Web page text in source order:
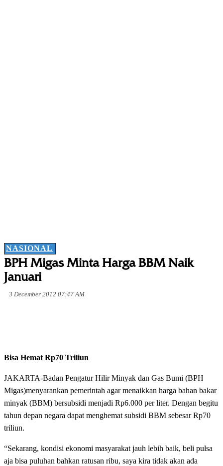
NASIONAL
BPH Migas Minta Harga BBM Naik
Januari
3 December 2012 07:47 AM
Bisa Hemat Rp70 Triliun
JAKARTA-Badan Pengatur Hilir Minyak dan Gas Bumi (BPH
Migas)menyarankan pemerintah agar menaikkan harga bahan bakar
minyak (BBM) bersubsidi menjadi Rp6.000 per liter. Dengan begitu
tahun depan negara dapat menghemat subsidi BBM sebesar Rp70
triliun.
“Sekarang, kondisi ekonomi masyarakat jauh lebih baik, beli pulsa
aja bisa puluhan bahkan ratusan ribu, saya kira tidak akan ada